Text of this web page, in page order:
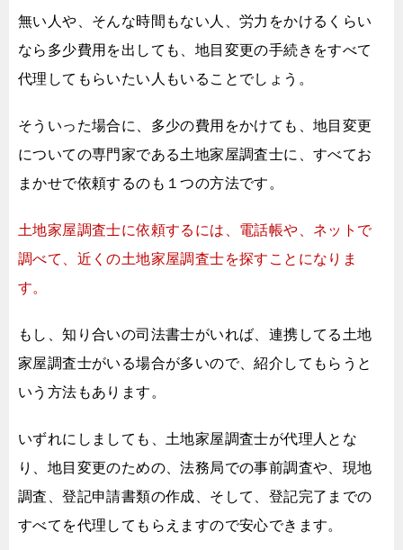
無い人や、そんな時間もない人、 労力をかけるくらい
なら多少費用を出しても、 地目変更の手続きをすべて
代理してもらいたい人もいることでしょう。
そういった場合に、多少の費用をかけても、 地目変更
についての専門家である土地家屋調査士に、 すべてお
まかせで依頼するのも１つの方法です。
土地家屋調査士に依頼するには、 電話帳や、ネットで
調べて、 近くの土地家屋調査士を探すことになりま
す。
もし、知り合いの司法書士がいれば、 連携してる土地
家屋調査士がいる場合が多いので、紹介してもらうと
いう方法もあります。
いずれにしましても、土地家屋調査士が代理人とな
り、 地目変更のための、法務局での事前調査や、 現地
調査、登記申請書類の作成、 そして、登記完了までの
すべてを代理してもらえますので安心できます。